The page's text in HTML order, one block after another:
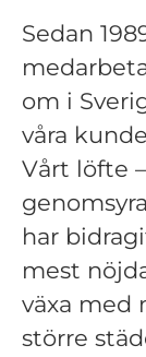
Sedan
om i
våra
Vårt löfte
har
mest
växa med
större